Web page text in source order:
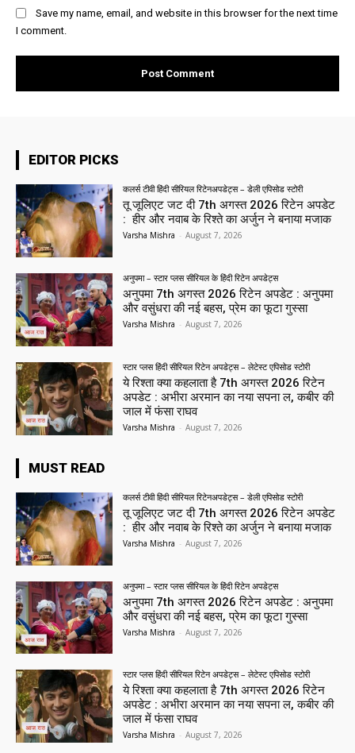
Save my name, email, and website in this browser for the next time
I comment.
EDITOR PICKS
कलर्स टीवी हिंदी सीरियल रिटेनअपडेट्स – डेली एपिसोड स्टोरी
तू जूलिएट जट दी 7th अगस्त 2026 रिटेन अपडेट
: हीर और नवाब के रिश्ते का अर्जुन ने बनाया मजाक
Varsha Mishra - August 7, 2026
अनुपमा – स्टार प्लस सीरियल के हिंदी रिटेन अपडेट्स
अनुपमा 7th अगस्त 2026 रिटेन अपडेट : अनुपमा
और वसुंधरा की नई बहस, प्रेम का फूटा गुस्सा
Varsha Mishra - August 7, 2026
स्टार प्लस हिंदी सीरियल रिटेन अपडेट्स – लेटेस्ट एपिसोड स्टोरी
ये रिश्ता क्या कहलाता है 7th अगस्त 2026 रिटेन
अपडेट : अभीरा अरमान का नया सपना ल, कबीर की
जाल में फंसा राघव
Varsha Mishra - August 7, 2026
MUST READ
कलर्स टीवी हिंदी सीरियल रिटेनअपडेट्स – डेली एपिसोड स्टोरी
तू जूलिएट जट दी 7th अगस्त 2026 रिटेन अपडेट
: हीर और नवाब के रिश्ते का अर्जुन ने बनाया मजाक
Varsha Mishra - August 7, 2026
अनुपमा – स्टार प्लस सीरियल के हिंदी रिटेन अपडेट्स
अनुपमा 7th अगस्त 2026 रिटेन अपडेट : अनुपमा
और वसुंधरा की नई बहस, प्रेम का फूटा गुस्सा
Varsha Mishra - August 7, 2026
स्टार प्लस हिंदी सीरियल रिटेन अपडेट्स – लेटेस्ट एपिसोड स्टोरी
ये रिश्ता क्या कहलाता है 7th अगस्त 2026 रिटेन
अपडेट : अभीरा अरमान का नया सपना ल, कबीर की
जाल में फंसा राघव
Varsha Mishra - August 7, 2026